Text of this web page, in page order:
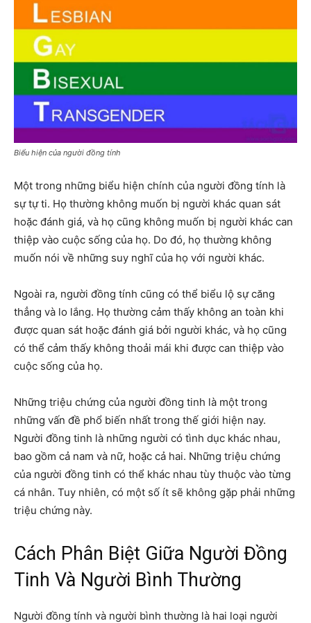
Biểu hiện của người đồng tính
Một trong những biểu hiện chính của người đồng tính là
sự tự ti. Họ thường không muốn bị người khác quan sát
hoặc đánh giá, và họ cũng không muốn bị người khác can
thiệp vào cuộc sống của họ. Do đó, họ thường không
muốn nói về những suy nghĩ của họ với người khác.
Ngoài ra, người đồng tính cũng có thể biểu lộ sự căng
thẳng và lo lắng. Họ thường cảm thấy không an toàn khi
được quan sát hoặc đánh giá bởi người khác, và họ cũng
có thể cảm thấy không thoải mái khi được can thiệp vào
cuộc sống của họ.
Những triệu chứng của người đồng tinh là một trong
những vấn đề phổ biến nhất trong thế giới hiện nay.
Người đồng tinh là những người có tình dục khác nhau,
bao gồm cả nam và nữ, hoặc cả hai. Những triệu chứng
của người đồng tinh có thể khác nhau tùy thuộc vào từng
cá nhân. Tuy nhiên, có một số ít sẽ không gặp phải những
triệu chứng này.
Cách Phân Biệt Giữa Người Đồng
Tinh Và Người Bình Thường
Người đồng tính và người bình thường là hai loại người